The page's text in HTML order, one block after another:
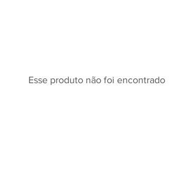
Esse produto não foi encontrado